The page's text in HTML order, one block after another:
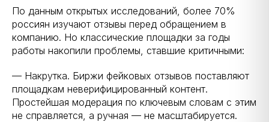
По данным открытых исследований, более 70%
россиян изучают отзывы перед обращением в
компанию. Но классические площадки за годы
работы накопили проблемы, ставшие критичными:
— Накрутка. Биржи фейковых отзывов поставляют
площадкам неверифицированный контент.
Простейшая модерация по ключевым словам с этим
не справляется, а ручная — не масштабируется.